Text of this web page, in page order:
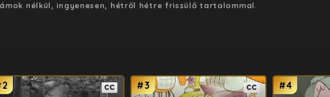
nélkül, ingyenesen, hétről hétre frissülő tartalommal.
CC #3 CC #4